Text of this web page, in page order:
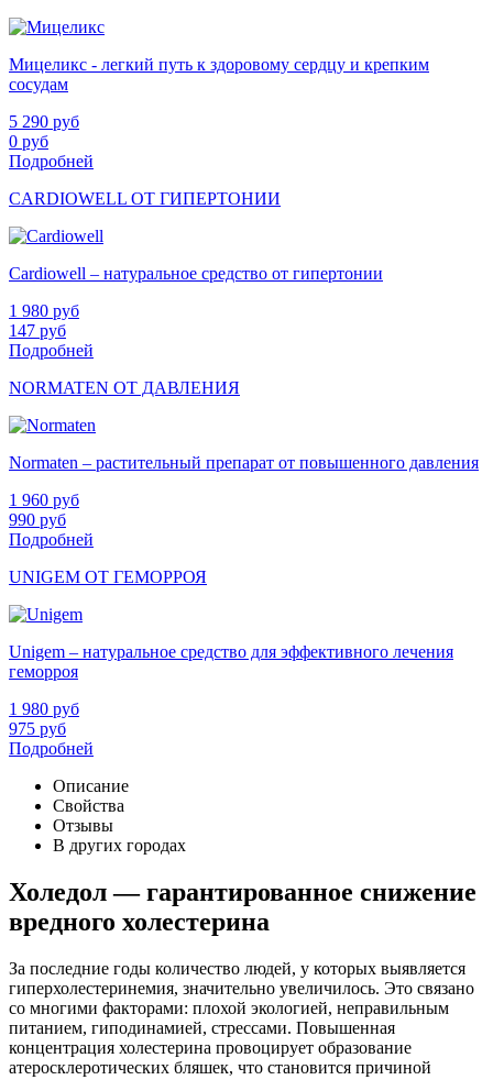
Мицеликс - легкий путь к здоровому сердцу и крепким
сосудам
5 290 руб
0 руб
Подробней
CARDIOWELL ОТ ГИПЕРТОНИИ
Cardiowell – натуральное средство от гипертонии
1 980 руб
147 руб
Подробней
NORMATEN ОТ ДАВЛЕНИЯ
Normaten – растительный препарат от повышенного давления
1 960 руб
990 руб
Подробней
UNIGEM ОТ ГЕМОРРОЯ
Unigem – натуральное средство для эффективного лечения
геморроя
1 980 руб
975 руб
Подробней
Описание
Свойства
Отзывы
В других городах
Холедол — гарантированное снижение
вредного холестерина
За последние годы количество людей, у которых выявляется
гиперхолестеринемия, значительно увеличилось. Это связано
со многими факторами: плохой экологией, неправильным
питанием, гиподинамией, стрессами. Повышенная
концентрация холестерина провоцирует образование
атеросклеротических бляшек, что становится причиной